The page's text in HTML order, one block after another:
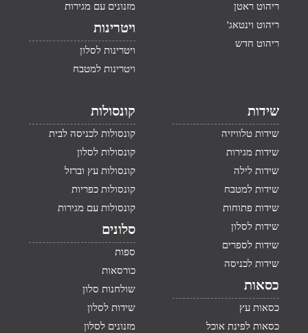
ריהוט ראטן
ריהוט וינטאג'
ריהוט חדש
מזנונים עם מגירות
ויטרינות
ויטרינות לסלון
ויטרינות למטבח
שידות
שידות טלוויזיה
שידות מגירות
שידות לילה
שידות למטבח
שידות פתוחות
שידות לסלון
שידות לספרים
שידות לכניסה
כסאות
כסאות עץ
כסאות לפינת אוכל
קונסולות
קונסולות לכניסה לבית
קונסולות לסלון
קונסולות עץ וברזל
קונסולות כפריות
קונסולות עם מגירות
סלונים
ספות
כורסאות
שולחנות סלון
שידות לסלון
מזנונים לסלון